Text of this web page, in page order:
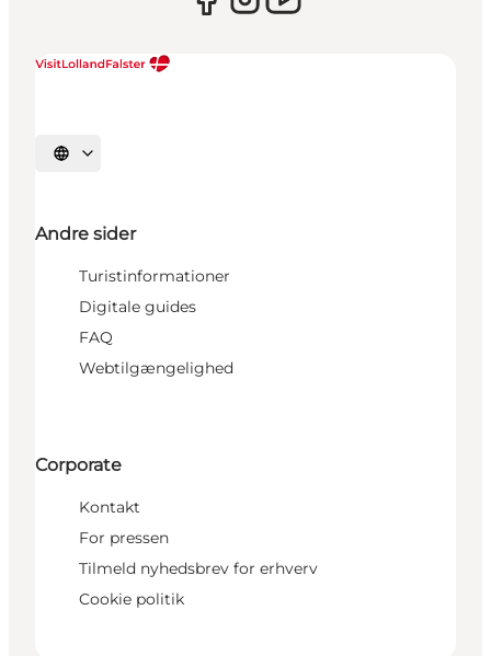
Vælg sprog
Andre sider
Turistinformationer
Digitale guides
FAQ
Webtilgængelighed
Corporate
Kontakt
For pressen
Tilmeld nyhedsbrev for erhverv
Cookie politik